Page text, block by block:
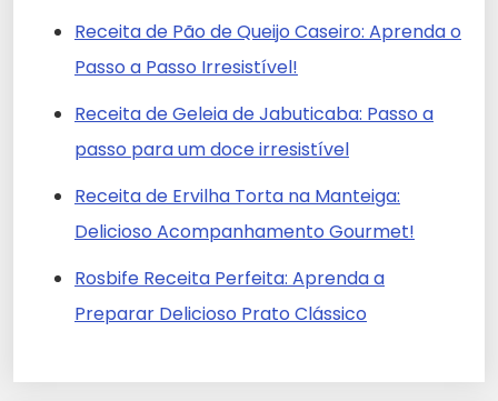
Receita de Pão de Queijo Caseiro: Aprenda o
Passo a Passo Irresistível!
Receita de Geleia de Jabuticaba: Passo a
passo para um doce irresistível
Receita de Ervilha Torta na Manteiga:
Delicioso Acompanhamento Gourmet!
Rosbife Receita Perfeita: Aprenda a
Preparar Delicioso Prato Clássico